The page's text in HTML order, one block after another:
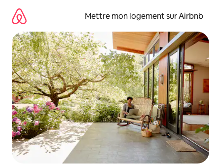
directement
contenu
Mettre mon logement sur Airbnb